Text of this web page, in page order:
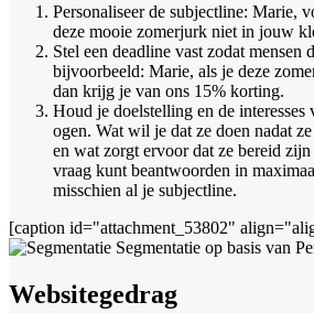
Personaliseer de subjectline: Marie,
deze mooie zomerjurk niet in jouw
Stel een deadline vast zodat mensen
bijvoorbeeld: Marie, als je deze
dan krijg je van ons 15% korting.
Houd je doelstelling en de interesses
ogen. Wat wil je dat ze doen nadat
en wat zorgt ervoor dat ze bereid
vraag kunt beantwoorden in
misschien al je subjectline.
[caption id="attachment_53802"
Segmentatie op basis van
Websitegedrag